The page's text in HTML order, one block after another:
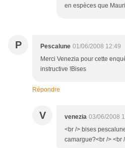
en espèces que
P Pescalune 01/06/2008 12:49
Merci Venezia pour cette
instructive !Bises
Répondre
V venezia 03/06/2008
<br /> bises
camargue?<br /> <br